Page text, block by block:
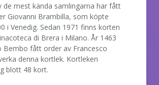
de mest kända samlingarna har fått
Giovanni Brambilla, som köpte
i Venedig. Sedan 1971 finns korten
di Brera i Milano. År 1463
Bembo fått order av Francesco
denna kortlek. Kortleken
blott 48 kort.